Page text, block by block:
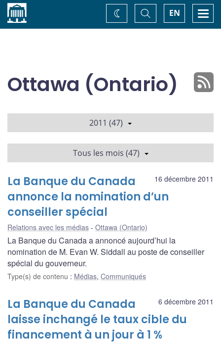
Accueil EN
Basculer
la
recherche
Changez
de
Ottawa (Ontario)
2011 (47)
Tous les mois (47)
16 décembre 2011
La Banque du Canada
annonce la nomination d’un
conseiller spécial
Relations avec les médias Ottawa (Ontario)
La Banque du Canada a annoncé aujourd’hui la
nomination de M. Evan W. Siddall au poste de conseiller
spécial du gouverneur.
Type(s) de contenu : Médias, Communiqués
6 décembre 2011
La Banque du Canada
laisse inchangé le taux cible du
financement à un jour à 1 %